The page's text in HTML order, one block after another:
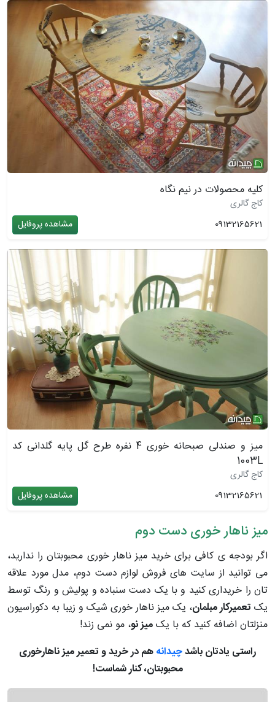
کلیه محصولات در نیم نگاه
کاج گالری
09132165621
مشاهده پروفایل
میز و صندلی صبحانه خوری 4 نفره طرح گل پایه گلدانی کد
1003L
کاج گالری
09132165621
مشاهده پروفایل
میز ناهار خوری دست دوم
اگر بودجه ی کافی برای خرید میز ناهار خوری محبوبتان را ندارید،
می ‌توانید از سایت های فروش لوازم دست دوم، مدل مورد علاقه
تان را خریداری کنید و با یک دست سنباده و پولیش و رنگ توسط
یک تعمیرکار مبلمان، یک میز ناهار خوری شیک و زیبا به دکوراسیون
منزلتان اضافه کنید که با یکمیز نو، مو نمی زند!
راستی یادتان باشدچیدانههم در خرید و تعمیر میز ناهارخوری
محبوبتان، کنار شماست!